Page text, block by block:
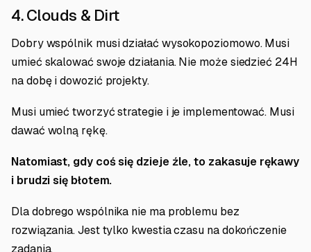
4. Clouds & Dirt
Dobry wspólnik musi działać wysokopoziomowo. Musi
umieć skalować swoje działania. Nie może siedzieć 24H
na dobę i dowozić projekty.
Musi umieć tworzyć strategie i je implementować. Musi
dawać wolną rękę.
Natomiast, gdy coś się dzieje źle, to zakasuje rękawy
i brudzi się błotem.
Dla dobrego wspólnika nie ma problemu bez
rozwiązania. Jest tylko kwestia czasu na dokończenie
zadania.